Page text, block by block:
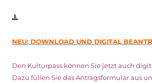
NEU: DOWNLOAD UND DIGITAL
Den Kulturpass können Sie jetzt auch
Dazu füllen Sie das Antragsformular aus